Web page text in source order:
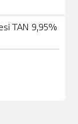
TAN 9,95%